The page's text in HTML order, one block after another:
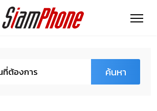
ค้นหา